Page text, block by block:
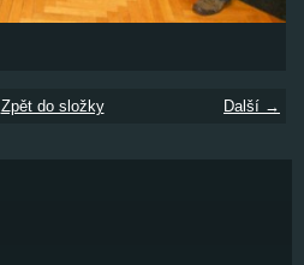
Další →
Zpět do složky